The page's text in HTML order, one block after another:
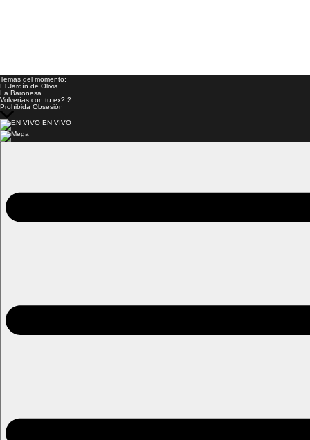
Temas del momento:
El Jardín de Olivia
La Baronesa
Volverías con tu ex? 2
Prohibida Obsesión
EN VIVO